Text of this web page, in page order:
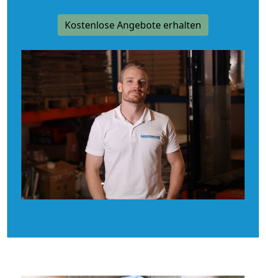
Kostenlose Angebote erhalten